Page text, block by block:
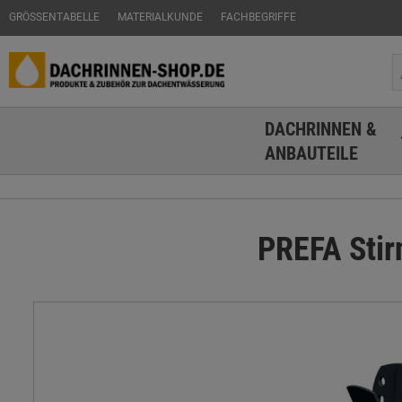
GRÖSSENTABELLE MATERIALKUNDE FACHBEGRIFFE
DACHRINNEN &
ANBAUTEILE
PREFA